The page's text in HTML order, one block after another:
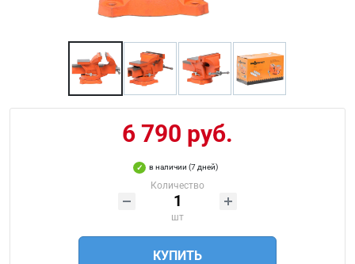
6 790 руб.
в наличии (7 дней)
Количество
шт
КУПИТЬ